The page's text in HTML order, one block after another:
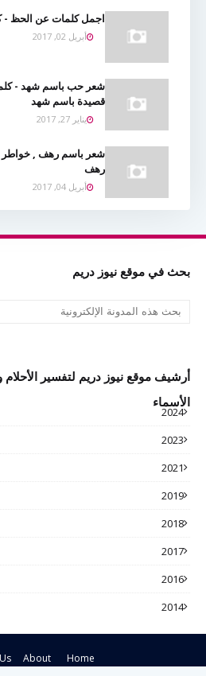
اجمل كلمات عن الحظ -
أبريل 02, 2017
شعر حب باسم شهد -
قصيدة باسم شهد
يناير 27, 2017
شعر باسم رهف , خواطر
رهف
أبريل 04, 2017
بحث في موقع نيوز دريم
أرشيف موقع نيوز دريم لتفسير
الأسماء
2024
2023
2021
2019
2018
2017
2016
2014
Home
About